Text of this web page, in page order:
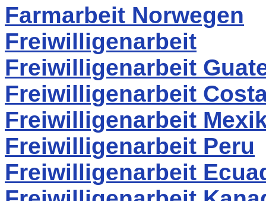
Farmarbeit Norwegen
Freiwilligenarbeit
Freiwilligenarbeit
Freiwilligenarbeit
Freiwilligenarbeit
Freiwilligenarbeit Peru
Freiwilligenarbeit